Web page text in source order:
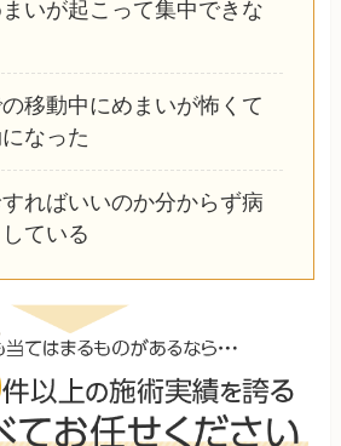
いが起こって集中できな
移動中にめまいが怖くて
なった
ればいいのか分からず病
ている